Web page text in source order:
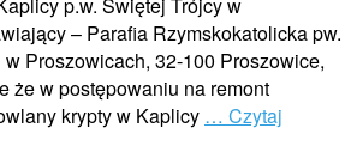
– Parafia Rzymskokatolicka pw.
Proszowicach, 32-100 Proszowice,
że w postępowaniu na remont
krypty w Kaplicy … Czytaj